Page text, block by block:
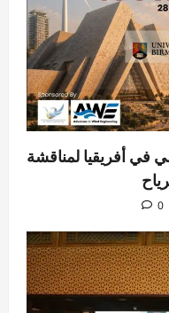
في أفريقيا لمناقشة
0